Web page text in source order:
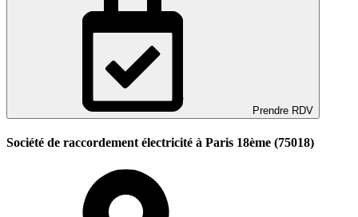
Prendre RDV
Société de raccordement électricité à Paris 18ème (75018)